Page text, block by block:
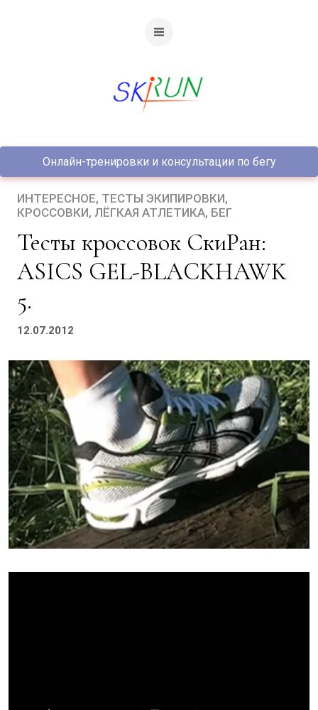
Онлайн-тренировки и консультации по бегу
ИНТЕРЕСНОЕ ТЕСТЫ ЭКИПИРОВКИ
КРОССОВКИ ЛЁГКАЯ АТЛЕТИКА БЕГ
Тесты кроссовок СкиРан:
ASICS GEL-BLACKHAWK
5.
12.07.2012